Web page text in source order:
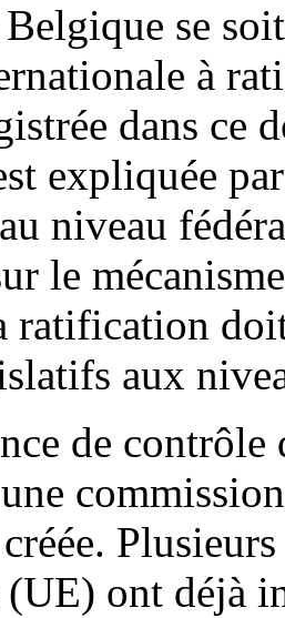
se
à
dans ce
expliquée
niveau
le
ratification
aux
de
(UE) ont déjà